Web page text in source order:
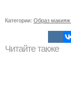
Категории: Образ макияж
Читайте также